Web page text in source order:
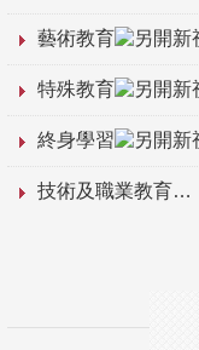
藝術教育
特殊教育
終身學習
技術及職業教育